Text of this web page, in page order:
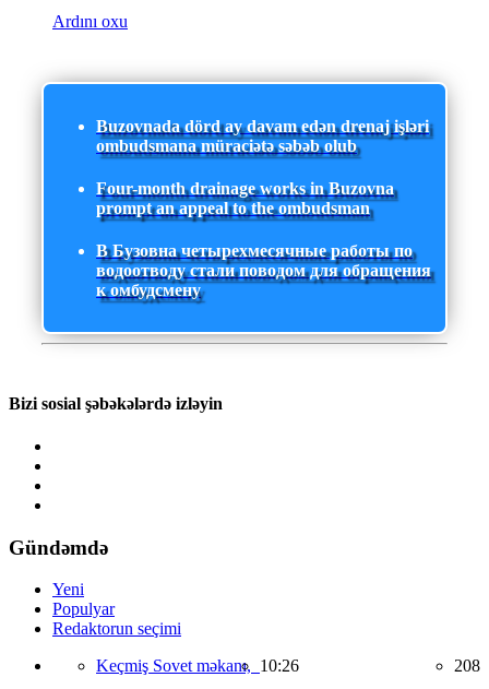
Ardını oxu
Buzovnada dörd ay davam edən drenaj işləri
ombudsmana müraciətə səbəb olub
Four-month drainage works in Buzovna
prompt an appeal to the ombudsman
В Бузовна четырехмесячные работы по
водоотводу стали поводом для обращения
к омбудсмену
Bizi sosial şəbəkələrdə izləyin
Gündəmdə
Yeni
Populyar
Redaktorun seçimi
Keçmiş Sovet məkanı, 10:26 208